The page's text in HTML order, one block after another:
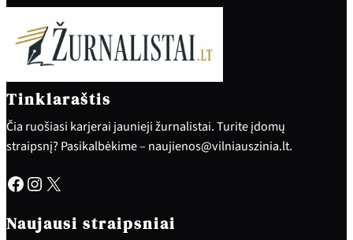
Tinklaraštis
Čia ruošiasi karjerai jaunieji žurnalistai. Turite įdomų
straipsnį? Pasikalbėkime – naujienos@vilniauszinia.lt.
Facebook Instagram X
Naujausi straipsniai